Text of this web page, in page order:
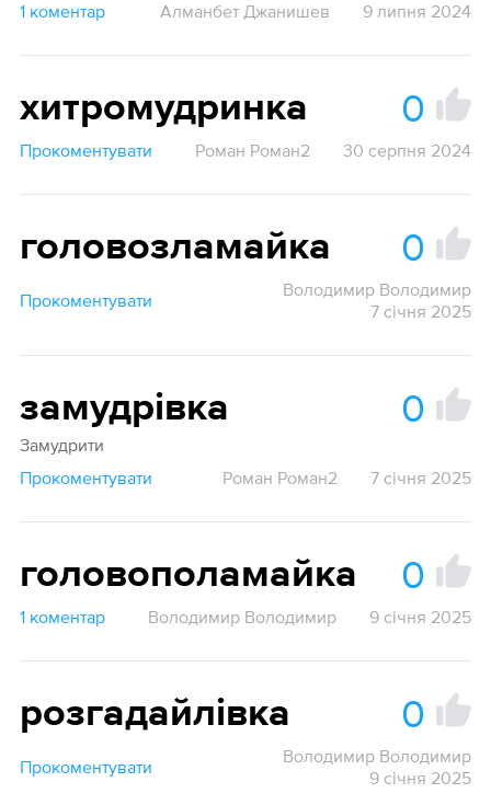
1 коментар Алманбет Джанишев 9 липня 2024
хитромудринка 0
Прокоментувати Роман Роман2 30 серпня 2024
головозламайка 0
Прокоментувати
Володимир Володимир
7 січня 2025
замудрівка 0
Замудрити
Прокоментувати
Роман Роман2 7 січня 2025
головополамайка 0
1 коментар Володимир Володимир 9 січня 2025
розгадайлівка 0
Прокоментувати
Володимир Володимир
9 січня 2025